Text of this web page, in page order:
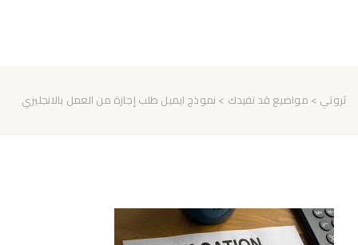
ثروتي > مواضيع قد تفيدك > نموذج ايميل طلب إجازة من العمل بالانجليزي